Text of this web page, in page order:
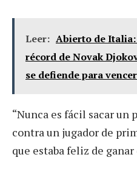
Leer: Abierto de
récord de Novak
se defiende para
“Nunca es fácil sacar
contra un jugador de
que estaba feliz de